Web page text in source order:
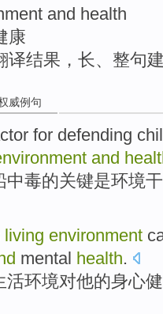
and health
康
译结果，长、整句
威例句
for defending
and
中毒的关键是环境
living environment
mental health.
活环境对他的身心